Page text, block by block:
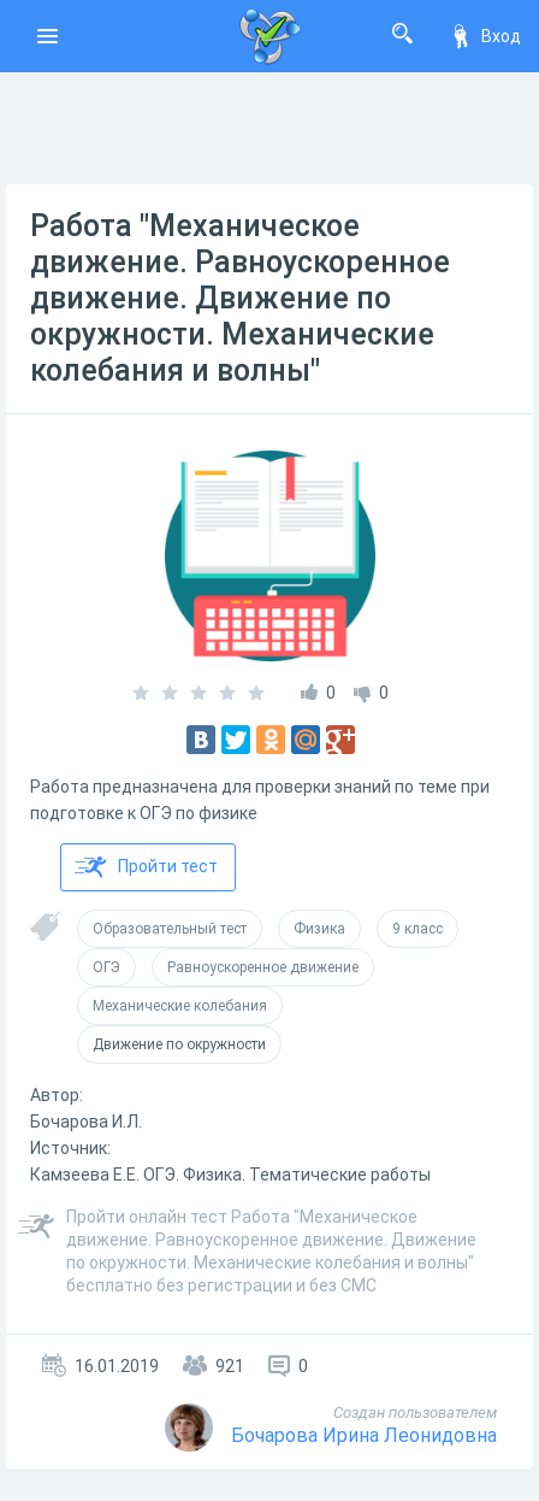
Вход
Работа "Механическое
движение. Равноускоренное
движение. Движение по
окружности. Механические
колебания и волны"
0 0
Работа предназначена для проверки знаний по теме при
подготовке к ОГЭ по физике
Пройти тест
Образовательный тест Физика 9 класс
ОГЭ Равноускоренное движение
Механические колебания
Движение по окружности
Автор:
Бочарова И.Л.
Источник:
Камзеева Е.Е. ОГЭ. Физика. Тематические работы
Пройти онлайн тест Работа "Механическое
движение. Равноускоренное движение. Движение
по окружности. Механические колебания и волны"
бесплатно без регистрации и без СМС
16.01.2019 921 0
Создан пользователем
Бочарова Ирина Леонидовна